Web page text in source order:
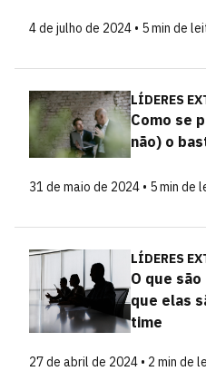
4 de julho de 2024 • 5 min de
LÍDERES
Como se
não) o
31 de maio de 2024 • 5 min de
LÍDERES
O que
que elas
time
27 de abril de 2024 • 2 min de